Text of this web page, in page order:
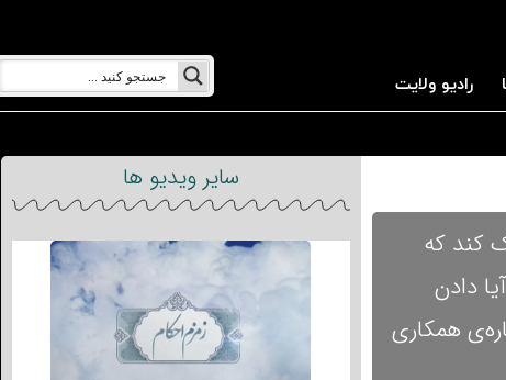
رادیو ولایت
کند که
دادن
همکاری
سایر ویدیو ها